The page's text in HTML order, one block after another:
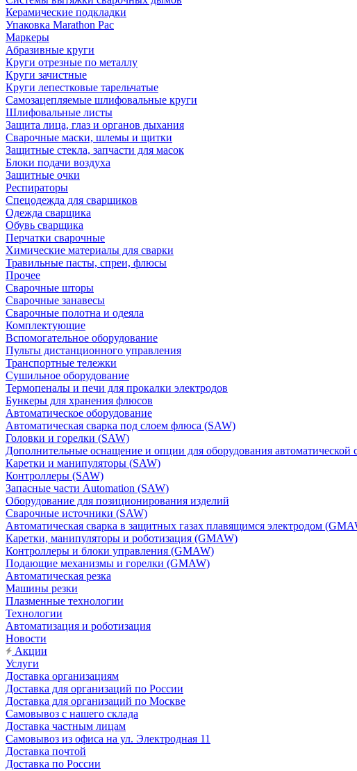
Керамические подкладки
Упаковка Marathon Pac
Маркеры
Абразивные круги
Круги отрезные по металлу
Круги зачистные
Круги лепестковые тарельчатые
Самозацепляемые шлифовальные круги
Шлифовальные листы
Защита лица, глаз и органов дыхания
Сварочные маски, шлемы и щитки
Защитные стекла, запчасти для масок
Блоки подачи воздуха
Защитные очки
Респираторы
Спецодежда для сварщиков
Одежда сварщика
Обувь сварщика
Перчатки сварочные
Химические материалы для сварки
Травильные пасты, спреи, флюсы
Прочее
Сварочные шторы
Сварочные занавесы
Сварочные полотна и одеяла
Комплектующие
Вспомогательное оборудование
Пульты дистанционного управления
Транспортные тележки
Сушильное оборудование
Термопеналы и печи для прокалки электродов
Бункеры для хранения флюсов
Автоматическое оборудование
Автоматическая сварка под слоем флюса (SAW)
Головки и горелки (SAW)
Дополнительные оснащение и опции для оборудования
Каретки и манипуляторы (SAW)
Контроллеры (SAW)
Запасные части Automation (SAW)
Оборудование для позиционирования изделий
Сварочные источники (SAW)
Автоматическая сварка в защитных газах плавящимся электродом
Каретки, манипуляторы и роботизация (GMAW)
Контроллеры и блоки управления (GMAW)
Подающие механизмы и горелки (GMAW)
Автоматическая резка
Машины резки
Плазменные технологии
Технологии
Автоматизация и роботизация
Новости
Акции
Услуги
Доставка организациям
Доставка для организаций по России
Доставка для организаций по Москве
Самовывоз с нашего склада
Доставка частным лицам
Самовывоз из офиса на ул. Электродная 11
Доставка почтой
Доставка по России